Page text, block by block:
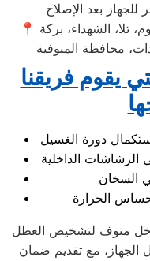
📍 تلا، الشهداء، بركة
يقوم فريقنا
داخل منوف لتشخيص العطل
الجهاز، مع تقديم ضمان